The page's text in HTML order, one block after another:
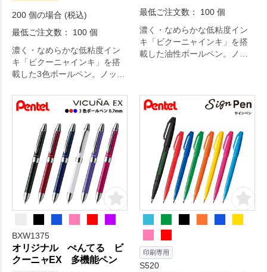
200 個の場合 (税込)
最低ご注文数： 100 個
濃く・なめらかな低粘度イン
キ「ビクーニャインキ」を搭
載した3色ボールペン。ノック
設計」に加え、革調ロンググ
リップで手にしっとりフィッ
トします。デザイン性にも優
れており、使う人はもちろ
ん、周りの人や環境にも馴染
むよう配慮し設計したボール
ペンです。
最低ご注文数： 100 個
濃く・なめらかな低粘度イン
キ「ビクーニャインキ」を搭
載した油性ボールペン。ノッ
ットします。デザイン性にも
優れており、使う人はもちろ
ん、周りの人や環境にも馴染
むよう配慮し設計したボール
ペンです。
BXW1375
オリジナル ぺんてる ビ
クーニャEX 多機能ペン
印刷専用
S520